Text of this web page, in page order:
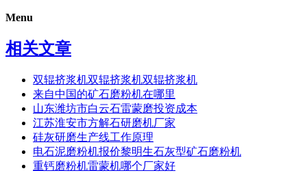
Menu
相关文章
双辊挤浆机双辊挤浆机双辊挤浆机
来自中国的矿石磨粉机在哪里
山东潍坊市白云石雷蒙磨投资成本
江苏淮安市方解石研磨机厂家
硅灰研磨生产线工作原理
电石泥磨粉机报价黎明生石灰型矿石磨粉机
重钙磨粉机雷蒙机哪个厂家好